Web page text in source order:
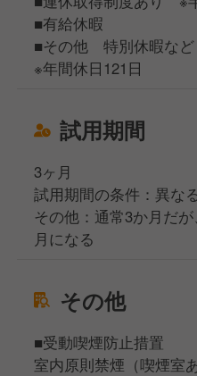
■有給休暇
■その他 特別休暇など
※年間休日121日
試用期間
3ヶ月
試用期間の条件：異な
その他：通常3か月だ
月になる
その他
■受動喫煙防止措置
室内原則禁煙（喫煙室あ